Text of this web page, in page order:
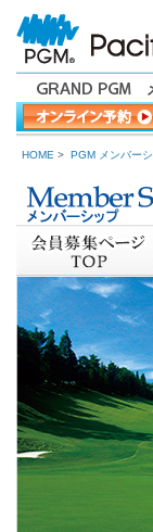
HOME > PGM メンバー